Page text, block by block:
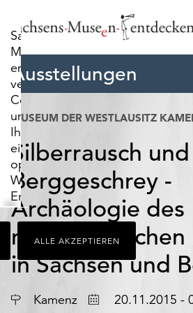
Sachsens-
Museen-
entdecken.de
verwendet
Cookies,
um
Ihnen
ein
optimales
Webseiten-
Erlebnis
zu
bieten.
Dazu
zählen
Cookies,
die
für
ALLE AKZEPTIEREN
Ausstellungen
MUSEUM DER WESTLAUSITZ
Silberrausch und
Berggeschrey -
Archäologie des
mittelalterlichen
in Sachsen und
Ort Kamenz Datum20.11.2015 -